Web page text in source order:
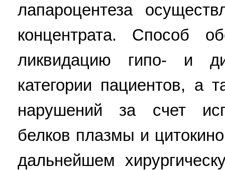
лапароцентеза
концентрата. Способ
ликвидацию гипо- и
категории пациентов, а
нарушений за счет
белков плазмы и
дальнейшем